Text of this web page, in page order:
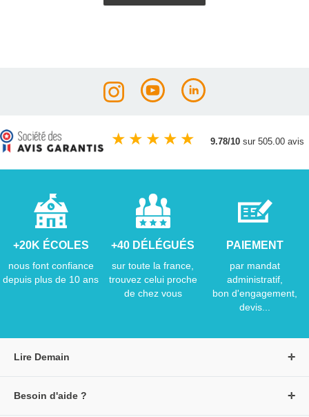
★ ★ ★ ★ ★ 9.78/10 sur 505.00 avis
+20K ÉCOLES
nous font confiance
depuis plus de 10 ans
+40 DÉLÉGUÉS
sur toute la france,
trouvez celui proche
de chez vous
PAIEMENT
par mandat
administratif,
bon d'engagement,
devis...
Lire Demain
Besoin d'aide ?